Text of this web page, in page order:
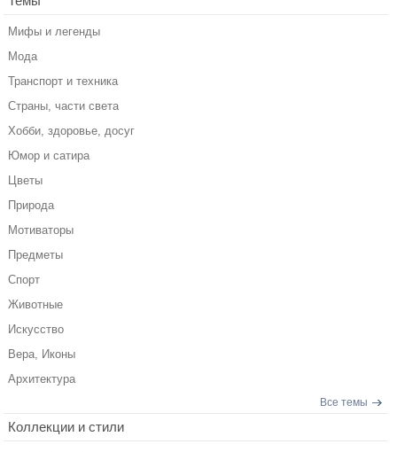
Мифы и легенды
Мода
Транспорт и техника
Страны, части света
Хобби, здоровье, досуг
Юмор и сатира
Цветы
Природа
Мотиваторы
Предметы
Спорт
Животные
Искусство
Вера, Иконы
Архитектура
Все темы
Коллекции и стили